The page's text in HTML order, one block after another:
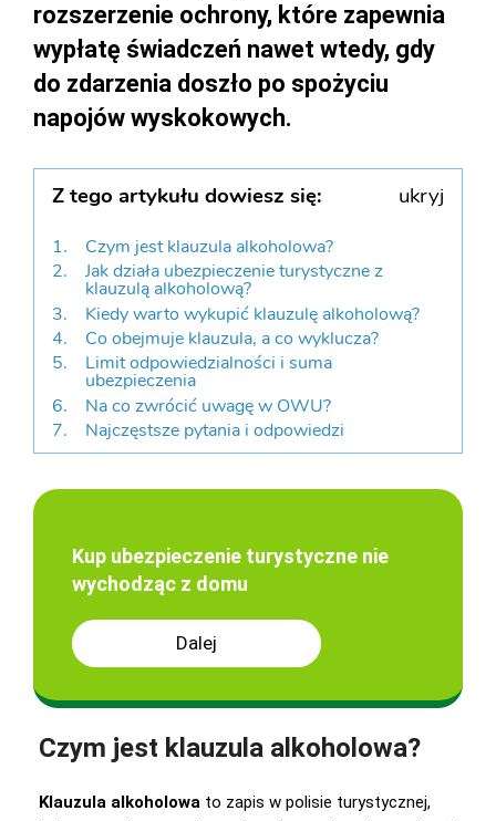
rozszerzenie ochrony, które zapewnia
wypłatę świadczeń nawet wtedy, gdy
do zdarzenia doszło po spożyciu
napojów wyskokowych.
Z tego artykułu dowiesz się: ukryj
Czym jest klauzula alkoholowa?
Jak działa ubezpieczenie turystyczne z
klauzulą alkoholową?
Kiedy warto wykupić klauzulę alkoholową?
Co obejmuje klauzula, a co wyklucza?
Limit odpowiedzialności i suma
ubezpieczenia
Na co zwrócić uwagę w OWU?
Najczęstsze pytania i odpowiedzi
Kup ubezpieczenie turystyczne nie
wychodząc z domu
Dalej
Czym jest klauzula alkoholowa?
Klauzula alkoholowa to zapis w polisie turystycznej,